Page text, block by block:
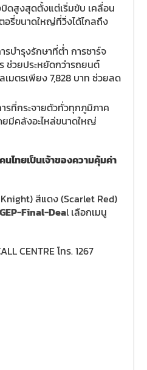
ดสูงสุดตั้งแต่เริ่มขับ เคลื่อน
อรี่ขนาดใหญ่ที่วิ่งได้ไกลถึง
บำรุงรักษาที่ต่ำ การชาร์จ
ช่วยประหยัดกว่ารถยนต์
เมตรเพียง 7,828 บาท ช่วยลด
รที่กระจายตัวทั่วทุกภูมิภาค
ยมีคลังอะไหล่ขนาดใหญ่
ไทยเป็นเจ้าของความคุ้มค่า
สีแดง (Scarlet Red)
Final-Deal เลือกเมนู
CENTRE โทร. 1267